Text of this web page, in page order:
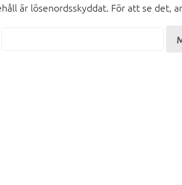
är lösenordsskyddat. För att se det,